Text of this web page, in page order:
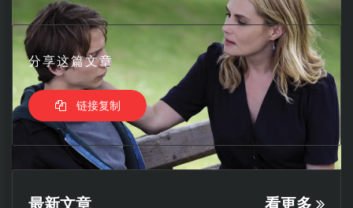
分享这篇文章
链接复制
最新文章 看更多